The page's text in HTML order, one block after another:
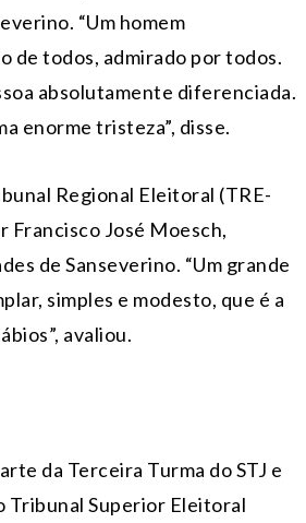
“Um homem
de todos, admirado por todos.
absolutamente diferenciada.
enorme tristeza”, disse.
Regional Eleitoral (TRE-
Francisco José Moesch,
de Sanseverino. “Um grande
simples e modesto, que é a
avaliou.
da Terceira Turma do STJ e
Tribunal Superior Eleitoral